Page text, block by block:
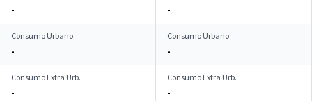
- -
Consumo Urbano
-
Consumo Urbano
-
Consumo Extra Urb.
-
Consumo Extra Urb.
-